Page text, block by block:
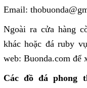
Email:
Ngoài ra cửa hàng
khác hoặc đá ruby
web: Buonda.com để
Các đồ đá phong